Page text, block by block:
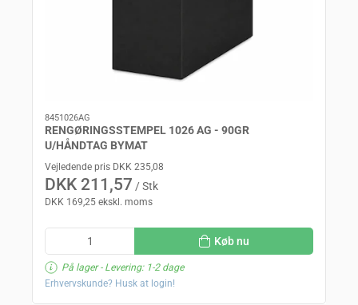
8451026AG
RENGØRINGSSTEMPEL 1026 AG - 90GR
U/HÅNDTAG BYMAT
Vejledende pris DKK 235,08
DKK 211,57 / Stk
DKK 169,25 ekskl. moms
Køb nu
På lager- Levering: 1-2 dage
Erhvervskunde? Husk at login!